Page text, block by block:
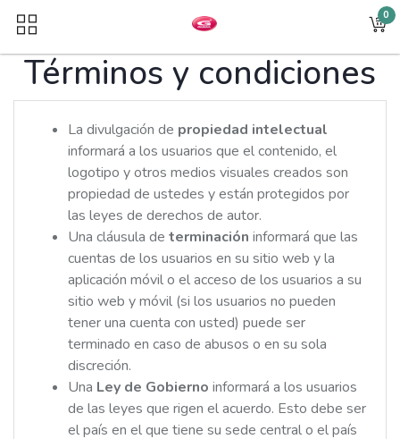
0
Términos y condiciones
La divulgación de propiedad intelectual
informará a los usuarios que el contenido, el
logotipo y otros medios visuales creados son
propiedad de ustedes y están protegidos por
las leyes de derechos de autor.
Una cláusula de terminación informará que las
cuentas de los usuarios en su sitio web y la
aplicación móvil o el acceso de los usuarios a su
sitio web y móvil (si los usuarios no pueden
tener una cuenta con usted) puede ser
terminado en caso de abusos o en su sola
discreción.
Una Ley de Gobierno informará a los usuarios
de las leyes que rigen el acuerdo. Esto debe ser
el país en el que tiene su sede central o el país